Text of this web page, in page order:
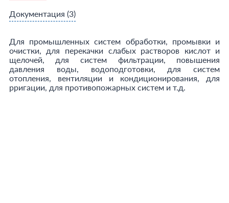
Документация (3)
Для промышленных систем обработки, промывки и
очистки, для перекачки слабых растворов кислот и
щелочей, для систем фильтрации, повышения
давления воды, водоподготовки, для систем
отопления, вентиляции и кондиционирования, для
рригации, для противопожарных систем и т.д.